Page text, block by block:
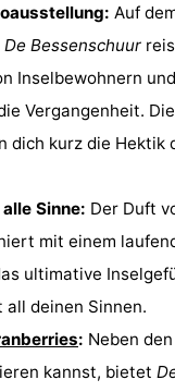
Auf
De Bessenschuur
Inselbewohnern
Vergangenheit.
dich kurz die Hektik
Sinne: Der Duft
mit einem
ultimative
all deinen Sinnen.
: Neben
kannst, bietet